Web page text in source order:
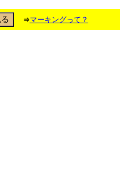
⇒マーキングって？